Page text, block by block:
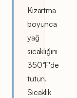
Kızartma
boyunca
yağ
sıcaklığını
350°F'de
tutun.
Sıcaklık